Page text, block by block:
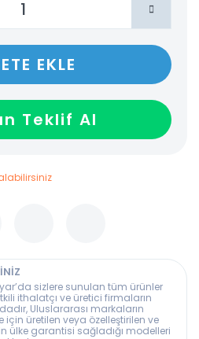
EKLE
Teklif Al
sizlere sunulan tüm ürünler
ithalatçı ve üretici firmaların
Uluslararası markaların
için üretilen veya özelleştirilen ve
ülke garantisi sağladığı modelleri